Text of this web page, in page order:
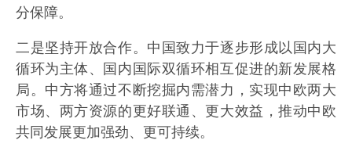
分保障。
二是坚持开放合作。中国致力于逐步形成以国内大
循环为主体、国内国际双循环相互促进的新发展格
局。中方将通过不断挖掘内需潜力，实现中欧两大
市场、两方资源的更好联通、更大效益，推动中欧
共同发展更加强劲、更可持续。